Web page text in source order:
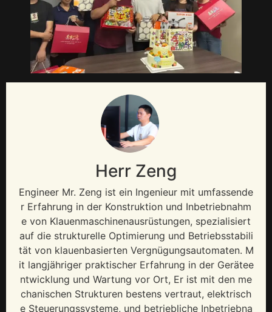
Herr Zeng
Engineer Mr. Zeng ist ein Ingenieur mit umfassende
r Erfahrung in der Konstruktion und Inbetriebnahm
e von Klauenmaschinenausrüstungen, spezialisiert
auf die strukturelle Optimierung und Betriebsstabili
tät von klauenbasierten Vergnügungsautomaten. M
it langjähriger praktischer Erfahrung in der Gerätee
ntwicklung und Wartung vor Ort, Er ist mit den me
chanischen Strukturen bestens vertraut, elektrisch
e Steuerungssysteme, und betriebliche Inbetriebna